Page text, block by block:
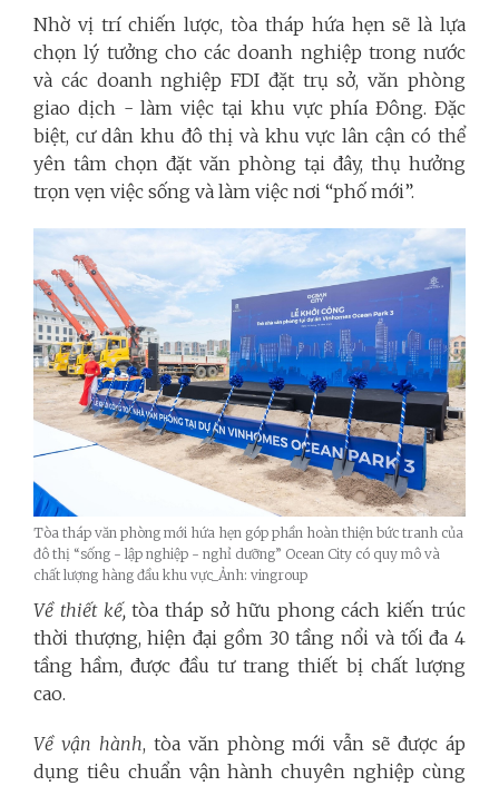
Nhờ vị trí chiến lược, tòa tháp hứa hẹn sẽ là lựa
chọn lý tưởng cho các doanh nghiệp trong nước
và các doanh nghiệp FDI đặt trụ sở, văn phòng
giao dịch - làm việc tại khu vực phía Đông. Đặc
biệt, cư dân khu đô thị và khu vực lân cận có thể
yên tâm chọn đặt văn phòng tại đây, thụ hưởng
trọn vẹn việc sống và làm việc nơi “phố mới”.
Tòa tháp văn phòng mới hứa hẹn góp phần hoàn thiện bức tranh của
đô thị “sống - lập nghiệp - nghỉ dưỡng” Ocean City có quy mô và
chất lượng hàng đầu khu vực_Ảnh: vingroup
Về thiết kế, tòa tháp sở hữu phong cách kiến trúc
thời thượng, hiện đại gồm 30 tầng nổi và tối đa 4
tầng hầm, được đầu tư trang thiết bị chất lượng
cao.
Về vận hành, tòa văn phòng mới vẫn sẽ được áp
dụng tiêu chuẩn vận hành chuyên nghiệp cùng